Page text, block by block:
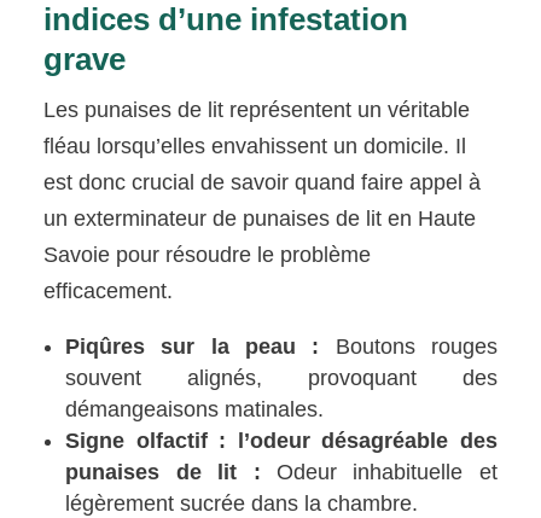
indices d’une infestation
grave
Les punaises de lit représentent un véritable
fléau lorsqu’elles envahissent un domicile. Il
est donc crucial de savoir quand faire appel à
un exterminateur de punaises de lit en Haute
Savoie pour résoudre le problème
efficacement.
Piqûres sur la peau : Boutons rouges
souvent alignés, provoquant des
démangeaisons matinales.
Signe olfactif : l’odeur désagréable des
punaises de lit : Odeur inhabituelle et
légèrement sucrée dans la chambre.